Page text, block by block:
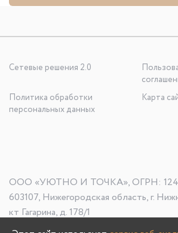
Сетевые решения 2.0
Политика обработки
персональных данных
Карта
ООО «УЮТНО И ТОЧКА», ОГРН:
603107, Нижегородская область, г.
кт Гагарина, д. 178/1